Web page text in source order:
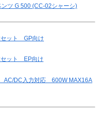
ツ G 500 (CC-02シャーシ)
ット GP向け
ット EP向け
DC入力対応 600W MAX16A